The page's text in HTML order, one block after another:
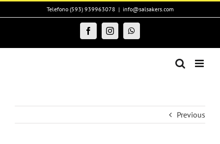
to
Telefono (593) 939963078 | info@salsakers.com
FacebookInstagramWhatsApp
Previous